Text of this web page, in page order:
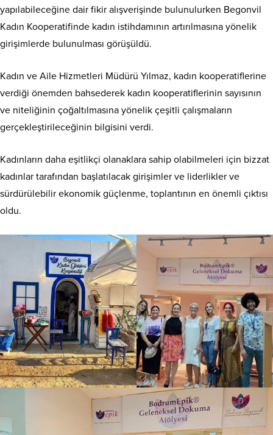
yapılabileceğine dair fikir alışverişinde bulunulurken Begonvil
Kadın Kooperatifinde kadın istihdamının artırılmasına yönelik
girişimlerde bulunulması görüşüldü.
Kadın ve Aile Hizmetleri Müdürü Yılmaz, kadın kooperatiflerine
verdiği önemden bahsederek kadın kooperatiflerinin sayısının
ve niteliğinin çoğaltılmasına yönelik çeşitli çalışmaların
gerçekleştirileceğinin bilgisini verdi.
Kadınların daha eşitlikçi olanaklara sahip olabilmeleri için bizzat
kadınlar tarafından başlatılacak girişimler ve liderlikler ve
sürdürülebilir ekonomik güçlenme, toplantının en önemli çıktısı
oldu.